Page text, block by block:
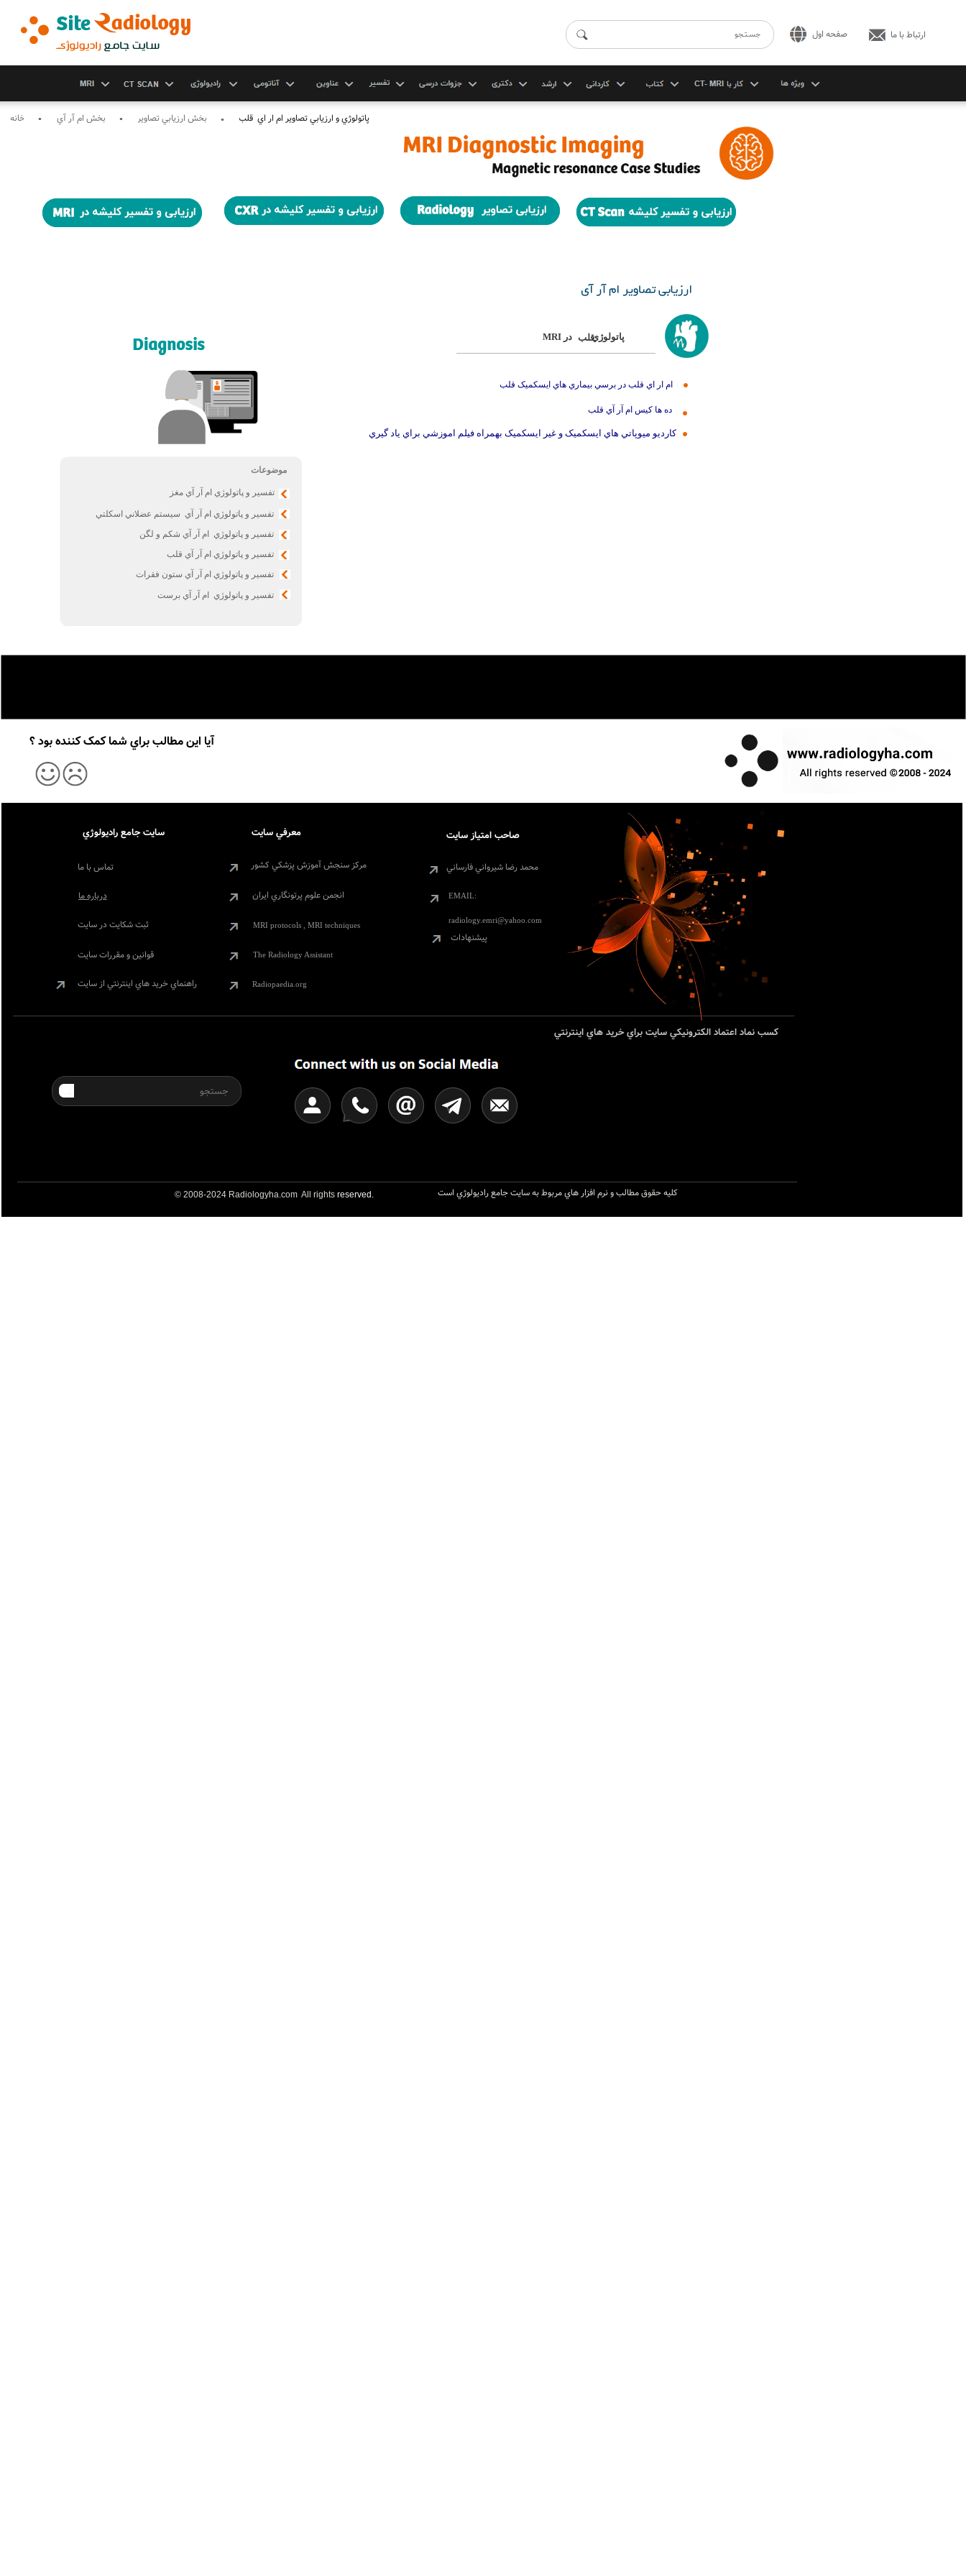
ده ها کيس ام آر آي قلب
کارديو ميوپاتي هاي ايسکميک و غير ايسکميک بهمراه فيلم اموزشي براي ياد گيري
MRI پاتولوژي در
قلب
تفسير و پاتولوژي ام آر آي مغز
تفسير و پاتولوژي ام آر آي سيستم عضلاني اسکلتي
تفسير و پاتولوژي ام آر آي شکم و لگن
تفسير و پاتولوژي ام آر آي قلب
تفسير و پاتولوژي ام آر آي ستون فقرات
تفسير و پاتولوژي ام آر آي برست
موضوعات
ام ار اي قلب در برسي بيماري هاي ايسکميک قلب
خانه بخش ام آر آي بخش ارزيابي تصاوير پاتولوژي و ارزيابي تصاوير ام ار اي قلب
ارتباط با ما
تماس با ما
ثبت شکايت در سايت
قوانين و مقررات سايت
راهنماي خريد هاي اينترنتي از سايت
سايت جامع راديولوژي
پيشنهادات
معرفي سايت
مرکز سنجش آموزش پزشکي کشور
انجمن علوم پرتونگاري ايران
صاحب امتياز سايت
محمد رضا شيرواني فارساني
EMAIL:
radiology.emri@yahoo.com
درباره ما
© 2008-2024 Radiologyha.com All rightsreserved.
کسب نماد اعتماد الکترونيکي سايت براي خريد هاي اينترنتي
کليه حقوق مطالب و نرم افزار هاي مربوط به سايت جامع راديولوژي است
MRI protocols , MRI techniques
The Radiology Assistant
Radiopaedia.org
آيا اين مطالب براي شما کمک کننده بود ؟
صفحه اول